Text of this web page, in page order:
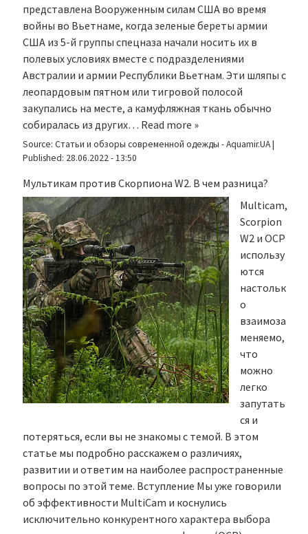
представлена Вооруженным силам США во время
войны во Вьетнаме, когда зеленые береты армии
США из 5-й группы спецназа начали носить их в
полевых условиях вместе с подразделениями
Австралии и армии Республики Вьетнам. Эти шляпы с
леопардовым пятном или тигровой полосой
закупались на месте, а камуфляжная ткань обычно
собиралась из других… Read more »
Source: Статьи и обзоры современной одежды - Aquamir.UA|
Published: 28.06.2022 - 13:50
Мультикам против Скорпиона W2. В чем разница?
Multicam,
Scorpion
W2 и OCP
использу
ются
настольк
о
взаимоза
меняемо,
что
можно
легко
запутать
ся и
потеряться, если вы не знакомы с темой. В этом
статье мы подробно расскажем о различиях,
развитии и ответим на наиболее распространенные
вопросы по этой теме. Вступление Мы уже говорили
об эффективности MultiCam и коснулись
исключительно конкурентного характера выбора